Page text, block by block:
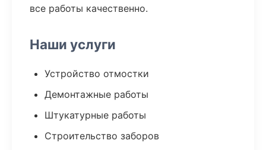
все работы качественно.
Наши услуги
Устройство отмостки
Демонтажные работы
Штукатурные работы
Строительство заборов